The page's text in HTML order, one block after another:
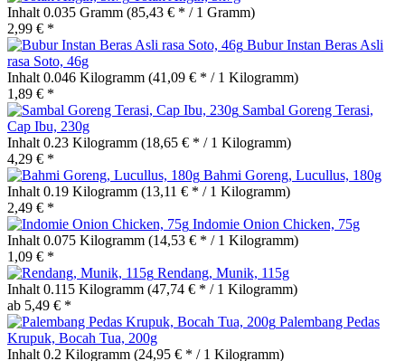
Inhalt 0.035 Gramm (85,43 € * / 1 Gramm)
2,99 € *
Bubur Instan Beras Asli
rasa Soto, 46g
Inhalt 0.046 Kilogramm (41,09 € * / 1 Kilogramm)
1,89 € *
Sambal Goreng Terasi,
Cap Ibu, 230g
Inhalt 0.23 Kilogramm (18,65 € * / 1 Kilogramm)
4,29 € *
Bahmi Goreng, Lucullus, 180g
Inhalt 0.19 Kilogramm (13,11 € * / 1 Kilogramm)
2,49 € *
Indomie Onion Chicken, 75g
Inhalt 0.075 Kilogramm (14,53 € * / 1 Kilogramm)
1,09 € *
Rendang, Munik, 115g
Inhalt 0.115 Kilogramm (47,74 € * / 1 Kilogramm)
ab 5,49 € *
Palembang Pedas
Krupuk, Bocah Tua, 200g
Inhalt 0.2 Kilogramm (24,95 € * / 1 Kilogramm)